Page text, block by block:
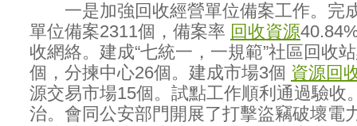
一是加強回收經營單位備案工作。完
單位備案2311個，備案率 回收資源
收網絡。建成“七統一，一規範”社區回收
個，分揀中心26個。建成市場3個 資源回
源交易市場15個。試點工作順利通過驗收
治。會同公安部門開展了打擊盜竊破壞電